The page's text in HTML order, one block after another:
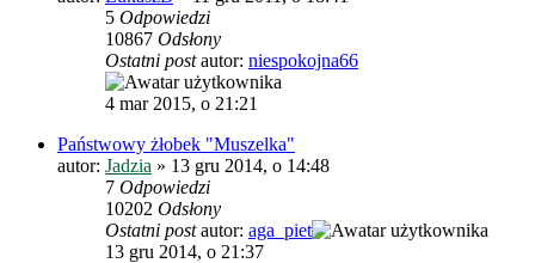
5 Odpowiedzi
10867 Odsłony
Ostatni postautor: niespokojna66
4 mar 2015, o 21:21
Państwowy żłobek "Muszelka"
autor: Jadzia » 13 gru 2014, o 14:48
7 Odpowiedzi
10202 Odsłony
Ostatni postautor: aga_piet
13 gru 2014, o 21:37